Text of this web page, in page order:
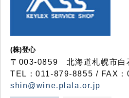
(株)登心
〒003-0859 北海道札幌市白
TEL：011-879-8855 / FAX
shin@wine.plala.or.jp